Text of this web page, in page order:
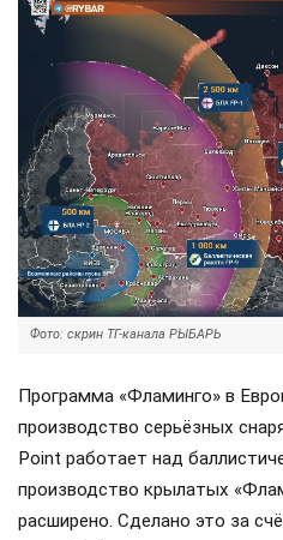
Фото: скрин ТГ-канала РЫБАРЬ
Программа «Фламинго» в
производство серьёзных
Point работает над
производство крылатых
расширено. Сделано это за